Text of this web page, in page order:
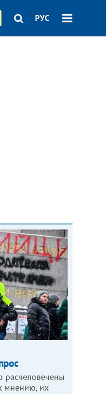
РУС
расчеловечены
мнению, их